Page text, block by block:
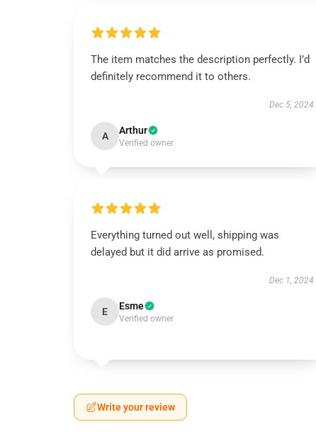
The item matches the description perfectly. I’d
definitely recommend it to others.
Dec 5, 2024
A Arthur
Verified owner
Everything turned out well, shipping was
delayed but it did arrive as promised.
Dec 1, 2024
E Esme
Verified owner
Write your review